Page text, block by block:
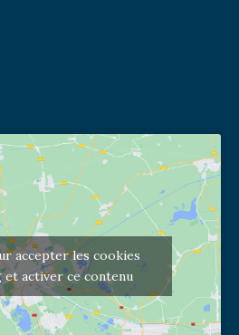
accepter les cookies
et activer ce contenu